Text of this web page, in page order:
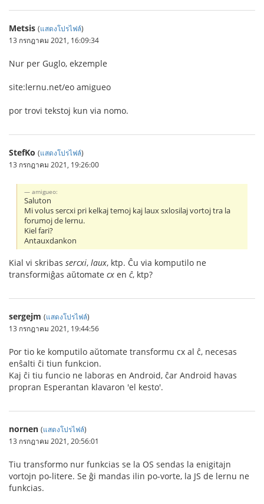
Metsis (แสดงโปรไฟล์)
13 กรกฎาคม 2021, 16:09:34
Nur per Guglo, ekzemple
site:lernu.net/eo amigueo
por trovi tekstoj kun via nomo.
StefKo (แสดงโปรไฟล์)
13 กรกฎาคม 2021, 19:26:00
amigueo:
Saluton
Mi volus sercxi pri kelkaj temoj kaj laux sxlosilaj vortoj tra la
forumoj de lernu.
Kiel fari?
Antauxdankon
Kial vi skribas sercxi, laux, ktp. Ĉu via komputilo ne
transformiĝas aŭtomate cx en ĉ, ktp?
sergejm (แสดงโปรไฟล์)
13 กรกฎาคม 2021, 19:44:56
Por tio ke komputilo aŭtomate transformu cx al ĉ, necesas
enŝalti ĉi tiun funkcion.
Kaj ĉi tiu funcio ne laboras en Android, ĉar Android havas
propran Esperantan klavaron 'el kesto'.
nornen (แสดงโปรไฟล์)
13 กรกฎาคม 2021, 20:56:01
Tiu transformo nur funkcias se la OS sendas la enigitajn
vortojn po-litere. Se ĝi mandas ilin po-vorte, la JS de lernu ne
funkcias.